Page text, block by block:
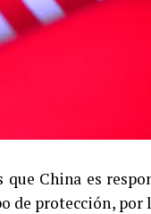
China es
de protección,